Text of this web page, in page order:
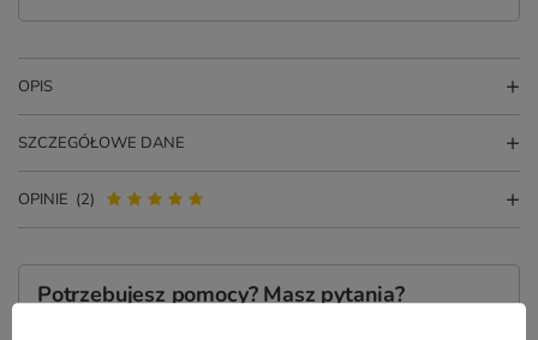
OPIS
SZCZEGÓŁOWE DANE
OPINIE (2)
Potrzebujesz pomocy? Masz pytania?